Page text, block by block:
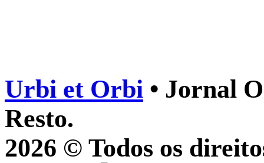
Urbi et Orbi • Jornal
Resto.
2026 © Todos os